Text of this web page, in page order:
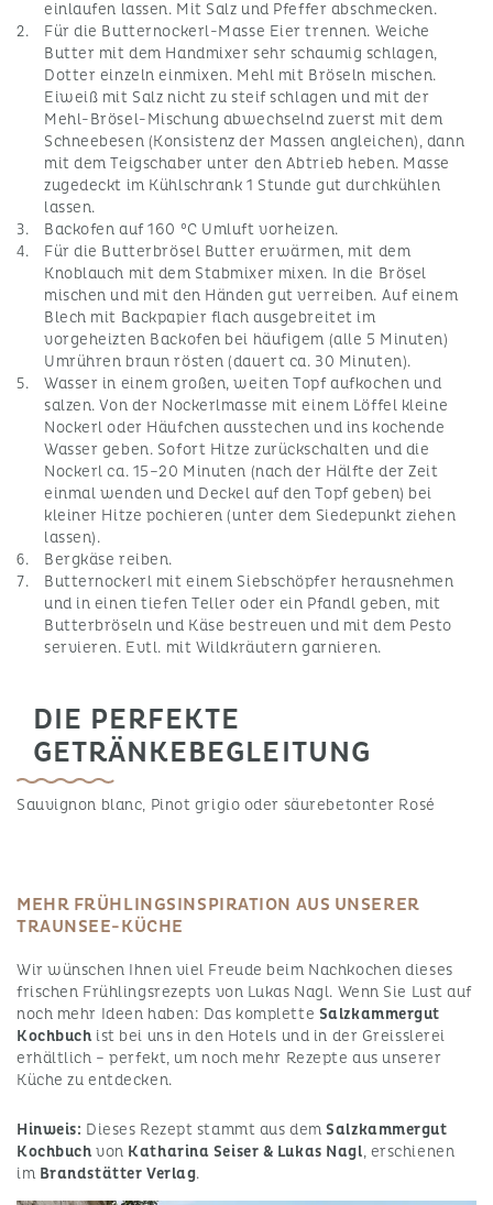
einlaufen lassen. Mit Salz und Pfeffer abschmecken.
Für die Butternockerl-Masse Eier trennen. Weiche
Butter mit dem Handmixer sehr schaumig schlagen,
Dotter einzeln einmixen. Mehl mit Bröseln mischen.
Eiweiß mit Salz nicht zu steif schlagen und mit der
Mehl-Brösel-Mischung abwechselnd zuerst mit dem
Schneebesen (Konsistenz der Massen angleichen), dann
mit dem Teigschaber unter den Abtrieb heben. Masse
zugedeckt im Kühlschrank 1 Stunde gut durchkühlen
lassen.
Backofen auf 160 °C Umluft vorheizen.
Für die Butterbrösel Butter erwärmen, mit dem
Knoblauch mit dem Stabmixer mixen. In die Brösel
mischen und mit den Händen gut verreiben. Auf einem
Blech mit Backpapier flach ausgebreitet im
vorgeheizten Backofen bei häufigem (alle 5 Minuten)
Umrühren braun rösten (dauert ca. 30 Minuten).
Wasser in einem großen, weiten Topf aufkochen und
salzen. Von der Nockerlmasse mit einem Löffel kleine
Nockerl oder Häufchen ausstechen und ins kochende
Wasser geben. Sofort Hitze zurückschalten und die
Nockerl ca. 15–20 Minuten (nach der Hälfte der Zeit
einmal wenden und Deckel auf den Topf geben) bei
kleiner Hitze pochieren (unter dem Siedepunkt ziehen
lassen).
Bergkäse reiben.
Butternockerl mit einem Siebschöpfer herausnehmen
und in einen tiefen Teller oder ein Pfandl geben, mit
Butterbröseln und Käse bestreuen und mit dem Pesto
servieren. Evtl. mit Wildkräutern garnieren.
DIE PERFEKTE
GETRÄNKEBEGLEITUNG
Sauvignon blanc, Pinot grigio oder säurebetonter Rosé
MEHR FRÜHLINGSINSPIRATION AUS UNSERER
TRAUNSEE-KÜCHE
Wir wünschen Ihnen viel Freude beim Nachkochen dieses
frischen Frühlingsrezepts von Lukas Nagl. Wenn Sie Lust auf
noch mehr Ideen haben: Das komplette Salzkammergut
Kochbuch ist bei uns in den Hotels und in der Greisslerei
erhältlich – perfekt, um noch mehr Rezepte aus unserer
Küche zu entdecken.
Hinweis: Dieses Rezept stammt aus demSalzkammergut
Kochbuch von Katharina Seiser & Lukas Nagl, erschienen
im Brandstätter Verlag.